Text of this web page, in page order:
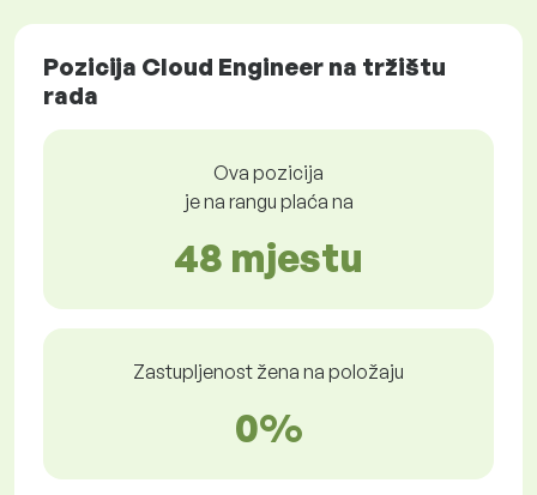
Pozicija Cloud Engineer na tržištu
rada
Ova pozicija
je na rangu plaća na
48 mjestu
Zastupljenost žena na položaju
0%